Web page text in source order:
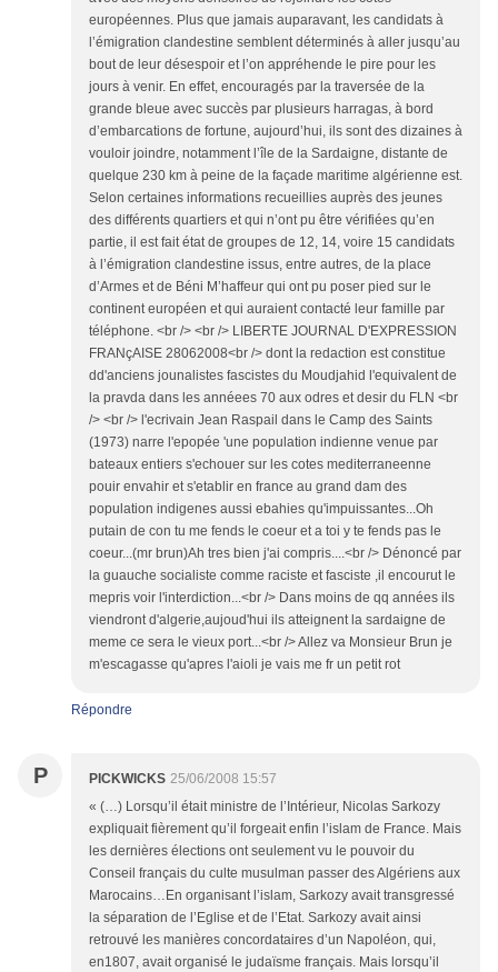
européennes. Plus que jamais auparavant, les candidats à
l’émigration clandestine semblent déterminés à aller jusqu’au
bout de leur désespoir et l’on appréhende le pire pour les
jours à venir. En effet, encouragés par la traversée de la
grande bleue avec succès par plusieurs harragas, à bord
d’embarcations de fortune, aujourd’hui, ils sont des dizaines à
vouloir joindre, notamment l’île de la Sardaigne, distante de
quelque 230 km à peine de la façade maritime algérienne est.
Selon certaines informations recueillies auprès des jeunes
des différents quartiers et qui n’ont pu être vérifiées qu’en
partie, il est fait état de groupes de 12, 14, voire 15 candidats
à l’émigration clandestine issus, entre autres, de la place
d’Armes et de Béni M’haffeur qui ont pu poser pied sur le
continent européen et qui auraient contacté leur famille par
téléphone. <br /> <br /> LIBERTE JOURNAL D'EXPRESSION
FRANçAISE 28062008<br /> dont la redaction est constitue
dd'anciens jounalistes fascistes du Moudjahid l'equivalent de
la pravda dans les annéees 70 aux odres et desir du FLN <br
/> <br /> l'ecrivain Jean Raspail dans le Camp des Saints
(1973) narre l'epopée 'une population indienne venue par
bateaux entiers s'echouer sur les cotes mediterraneenne
pouir envahir et s'etablir en france au grand dam des
population indigenes aussi ebahies qu'impuissantes...Oh
putain de con tu me fends le coeur et a toi y te fends pas le
coeur...(mr brun)Ah tres bien j'ai compris....<br /> Dénoncé par
la guauche socialiste comme raciste et fasciste ,il encourut le
mepris voir l'interdiction...<br /> Dans moins de qq années ils
viendront d'algerie,aujoud'hui ils atteignent la sardaigne de
meme ce sera le vieux port...<br /> Allez va Monsieur Brun je
m'escagasse qu'apres l'aioli je vais me fr un petit rot
Répondre
P PICKWICKS 25/06/2008 15:57
« (…) Lorsqu’il était ministre de l’Intérieur, Nicolas Sarkozy
expliquait fièrement qu’il forgeait enfin l’islam de France. Mais
les dernières élections ont seulement vu le pouvoir du
Conseil français du culte musulman passer des Algériens aux
Marocains…En organisant l’islam, Sarkozy avait transgressé
la séparation de l’Eglise et de l’Etat. Sarkozy avait ainsi
retrouvé les manières concordataires d’un Napoléon, qui,
en1807, avait organisé le judaïsme français. Mais lorsqu’il